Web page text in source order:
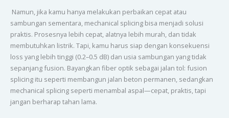
Namun, jika kamu hanya melakukan perbaikan cepat atau
sambungan sementara, mechanical splicing bisa menjadi solusi
praktis. Prosesnya lebih cepat, alatnya lebih murah, dan tidak
membutuhkan listrik. Tapi, kamu harus siap dengan konsekuensi
loss yang lebih tinggi (0.2–0.5 dB) dan usia sambungan yang tidak
sepanjang fusion. Bayangkan fiber optik sebagai jalan tol: fusion
splicing itu seperti membangun jalan beton permanen, sedangkan
mechanical splicing seperti menambal aspal—cepat, praktis, tapi
jangan berharap tahan lama.